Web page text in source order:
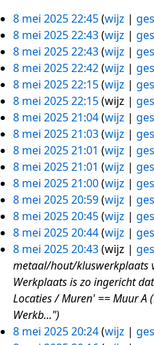
m
e
n
v
a
t
t
i
n
g
e
e
n
b
e
w
e
r
k
i
n
g
s
s
a
m
e
n
v
a
8
mei
2025
8 mei 2025 22:45 wijz
8 mei 2025 22:43 wijz
8 mei 2025 22:43 wijz
8 mei 2025 22:42 wijz
G
e
e
n
b
e
w
e
r
k
i
n
g
s
s
a
8 mei 2025 22:15 wijz
G
e
e
n
b
e
w
e
r
k
i
n
g
s
s
8 mei 2025 22:15 wijz
G
e
e
n
b
e
w
e
r
k
i
n
g
s
8 mei 2025 21:04 wijz
8 mei 2025 21:03 wijz
8 mei 2025 21:01 wijz
8 mei 2025 21:01 wijz
8 mei 2025 21:00 wijz
8 mei 2025 20:59 wijz
8 mei 2025 20:45 wijz
G
e
e
n
b
e
w
8 mei 2025 20:44 wijz
8 mei 2025 20:43 wijz
metaal/hout/kluswerkplaats
Werkplaats is zo ingericht
Locaties / Muren' == Muur A
Werkb..."
8 mei 2025 20:24 wijz